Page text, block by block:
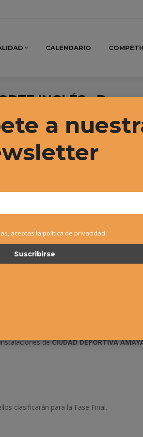
CALENDARIO
INGLÉS»
deCIUDAD DEPORTIVA
clasificarán para la Fase Final.
a
aceptas la política de privacidad